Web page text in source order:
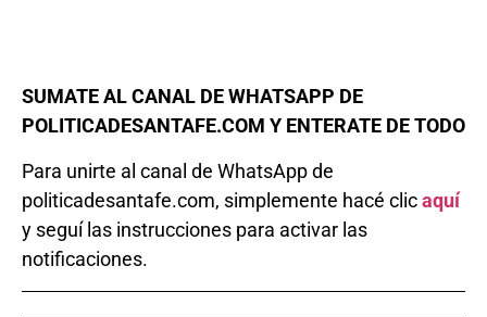
SUMATE AL CANAL DE WHATSAPP DE
POLITICADESANTAFE.COM Y ENTERATE DE TODO
Para unirte al canal de WhatsApp de
politicadesantafe.com, simplemente hacé clicaquí
y seguí las instrucciones para activar las
notificaciones.